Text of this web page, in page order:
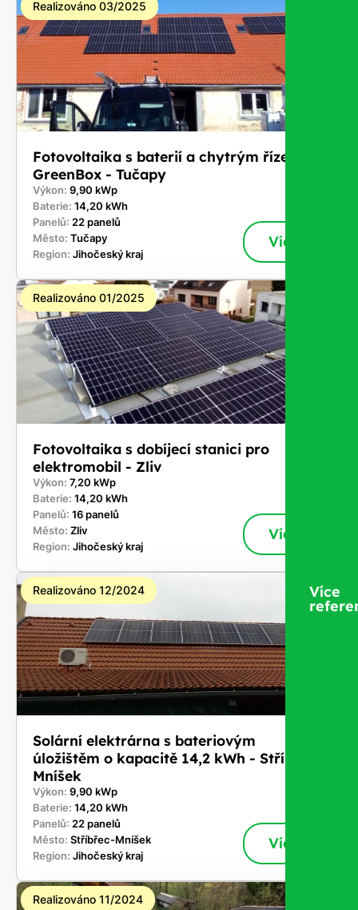
Realizováno 03/2025
Fotovoltaika s baterií a chytrým řízením
GreenBox - Tučapy
Výkon: 9,90 kWp
Baterie: 14,20 kWh
Panelů: 22 panelů
Město: Tučapy
Region: Jihočeský kraj
Více
Realizováno 01/2025
Fotovoltaika s dobíjecí stanici pro
elektromobil - Zliv
Výkon: 7,20 kWp
Baterie: 14,20 kWh
Panelů: 16 panelů
Město: Zliv
Region: Jihočeský kraj
Více
Realizováno 12/2024
Solární elektrárna s bateriovým
úložištěm o kapacitě 14,2 kWh - Stříbřec-
Mníšek
Výkon: 9,90 kWp
Baterie: 14,20 kWh
Panelů: 22 panelů
Město: Stříbřec-Mníšek
Region: Jihočeský kraj
Více
Realizováno 11/2024
Více